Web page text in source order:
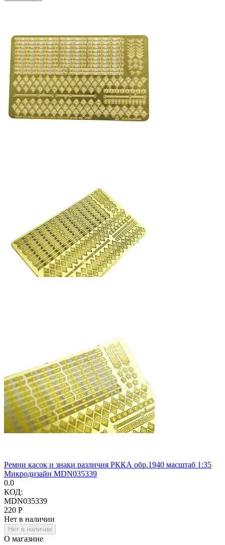
Ремни касок и знаки различия РККА обр.1940 масштаб 1:35
Микродизайн MDN035339
0.0
КОД:
MDN035339
‍220‍ Р
Нет в наличии
Нет в наличии
О магазине